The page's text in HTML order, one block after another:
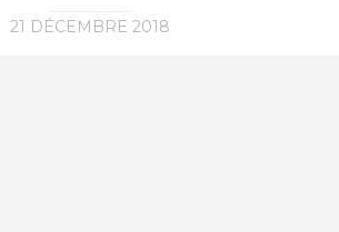
21 DÉCEMBRE 2018